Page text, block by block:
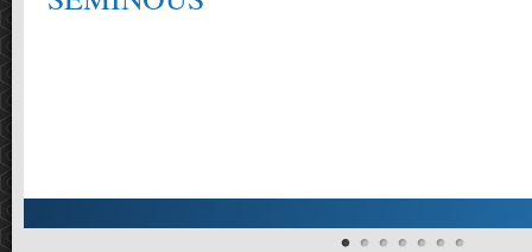
MODELS, TURISMES I VEHICLES COMERCIALS PRESSUPOSTOS